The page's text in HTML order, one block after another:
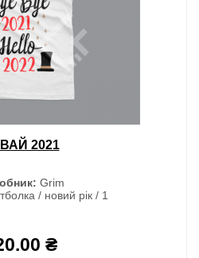
2021
Grim
/ новий рік / 1
₴